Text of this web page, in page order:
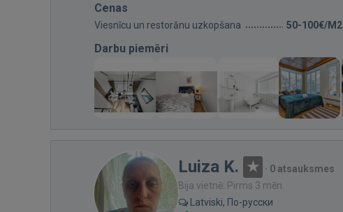
Cenas
Viesnīcu un restorānu uzkopšana 50-100€/M2
Darbu piemēri
Luiza K. · 0 atsauksmes
Bija vietnē: Pirms 3 mēn.
Latviski, По-русски